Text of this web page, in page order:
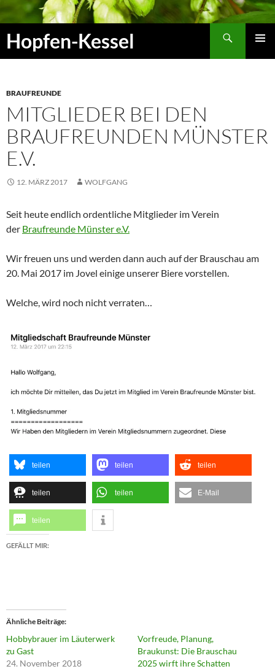
Zum
Inhalt
springen
Hopfen-Kessel
BRAUFREUNDE
MITGLIEDER BEI DEN
BRAUFREUNDEN MÜNSTER
E.V.
12. MÄRZ 2017 WOLFGANG
Seit heute endlich ordentliche Mitglieder im Verein
der Braufreunde Münster e.V.
Wir freuen uns und werden dann auch auf der Brauschau am
20. Mai 2017 im Jovel einige unserer Biere vorstellen.
Welche, wird noch nicht verraten…
teilen teilen teilen
teilen teilen E-Mail
teilen
GEFÄLLT MIR:
Ähnliche Beiträge
Hobbybrauer im Läuterwerk
zu Gast
24. November 2018
Vorfreude, Planung,
Braukunst: Die Brauschau
2025 wirft ihre Schatten